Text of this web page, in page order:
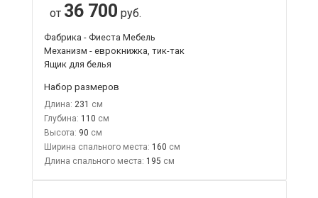
от 36 700 руб.
Фабрика - Фиеста Мебель
Механизм - еврокнижка, тик-так
Ящик для белья
Набор размеров
Длина: 231
Глубина: 110
Высота: 90
Ширина спального места: 160
Длина спального места: 195